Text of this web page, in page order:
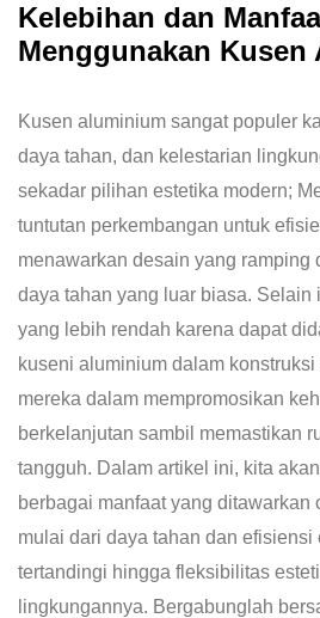
Kelebihan dan
Menggunakan Kusen
Kusen aluminium sangat populer
daya tahan, dan kelestarian
sekadar pilihan estetika modern;
tuntutan perkembangan untuk
menawarkan desain yang ramping
daya tahan yang luar biasa. Selain
yang lebih rendah karena dapat
kuseni aluminium dalam
mereka dalam mempromosikan
berkelanjutan sambil memastikan
tangguh. Dalam artikel ini, kita
berbagai manfaat yang ditawarkan
mulai dari daya tahan dan efisiensi
tertandingi hingga fleksibilitas
lingkungannya. Bergabunglah